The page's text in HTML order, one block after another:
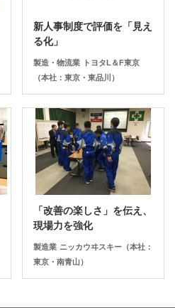
新人事制度で評価を「見え
る化」
製造・物流業
トヨタL＆F東京
（本社：東京・東品川）
「改善の楽しさ」を伝え、
現場力を強化
製造業 ニッカウヰスキー（本社：
東京・南青山）